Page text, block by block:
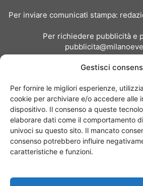
Gestisci
Per fornire le migliori esperienze,
cookie per archiviare e/o accedere alle
dispositivo. Il consenso a queste
elaborare dati come il comportamento
univoci su questo sito. Il mancato
consenso potrebbero influire
caratteristiche e funzioni.
Per inviare comunicati stampa:
Per richiedere pubblicità e
Chi siamo I Nostri Clienti